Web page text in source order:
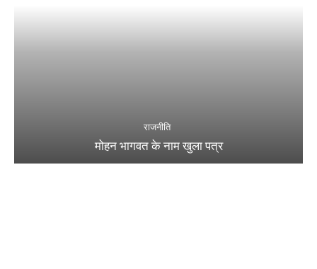
राजनीति
मोहन भागवत के नाम खुला पत्र